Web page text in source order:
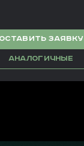
ОСТАВИТЬ ЗАЯВКУ
АНАЛОГИЧНЫЕ